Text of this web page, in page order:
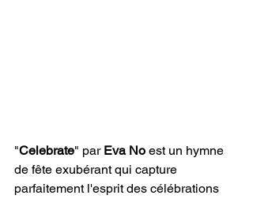
"Celebrate" par Eva No est un hymne
de fête exubérant qui capture
parfaitement l'esprit des célébrations